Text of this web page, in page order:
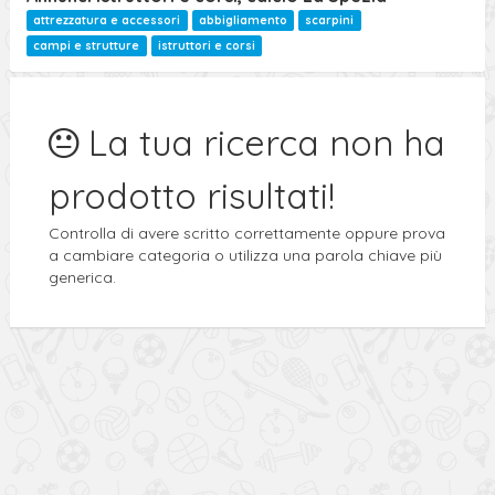
attrezzatura e accessori abbigliamento
scarpini
campi e strutture
istruttori e corsi
La tua ricerca non ha
prodotto risultati!
Controlla di avere scritto correttamente oppure prova
a cambiare categoria o utilizza una parola chiave più
generica.